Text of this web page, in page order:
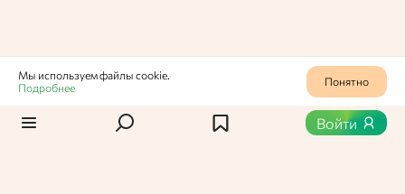
Статьи / Новости
Войти
Мы используем файлы cookie.
Подробнее
Понятно